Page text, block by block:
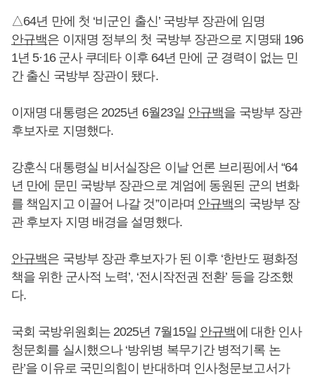
△64년 만에 첫 ‘비군인 출신’ 국방부 장관에 임명
안규백은 이재명 정부의 첫 국방부 장관으로 지명돼 196
1년 5·16 군사 쿠데타 이후 64년 만에 군 경력이 없는 민
간 출신 국방부 장관이 됐다.
이재명 대통령은 2025년 6월23일 안규백을 국방부 장관
후보자로 지명했다.
강훈식 대통령실 비서실장은 이날 언론 브리핑에서 “64
년 만에 문민 국방부 장관으로 계엄에 동원된 군의 변화
를 책임지고 이끌어 나갈 것”이라며 안규백의 국방부 장
관 후보자 지명 배경을 설명했다.
안규백은 국방부 장관 후보자가 된 이후 ‘한반도 평화정
책을 위한 군사적 노력’, ‘전시작전권 전환’ 등을 강조했
다.
국회 국방위원회는 2025년 7월15일 안규백에 대한 인사
청문회를 실시했으나 ‘방위병 복무기간 병적기록 논
란’을 이유로 국민의힘이 반대하며 인사청문보고서가